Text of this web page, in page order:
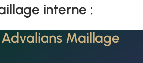
interne :
Maillage